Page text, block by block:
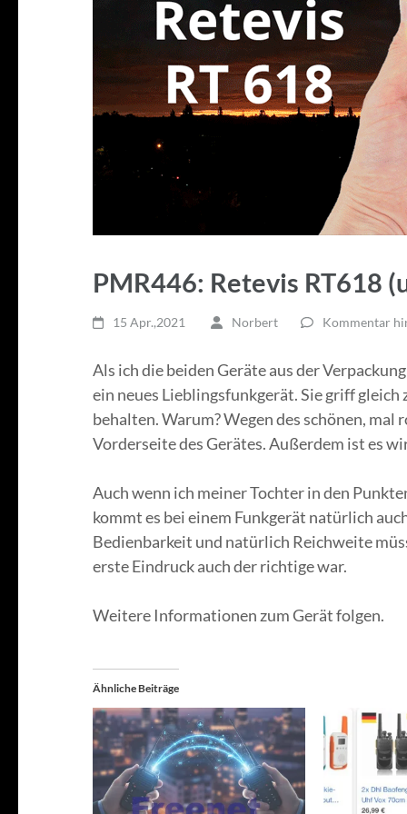
PMR446: Retevis RT618
15 Apr.,2021 Norbert Kommentar
Als ich die beiden Geräte aus der
ein neues Lieblingsfunkgerät. Sie griff
behalten. Warum? Wegen des schönen,
Vorderseite des Gerätes. Außerdem ist es
Auch wenn ich meiner Tochter in den
kommt es bei einem Funkgerät natürlich
Bedienbarkeit und natürlich Reichweite
erste Eindruck auch der richtige war.
Weitere Informationen zum Gerät folgen.
Ähnliche Beiträge